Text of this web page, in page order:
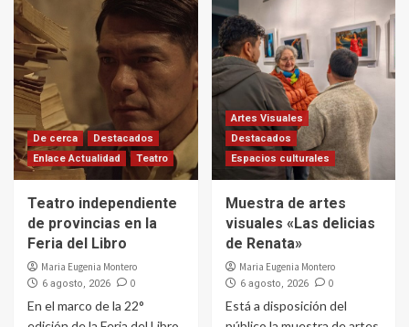
De cerca
Destacados
Enlace Actualidad
Teatro
Teatro independiente
de provincias en la
Feria del Libro
Maria Eugenia Montero
6 agosto, 2026 0
En el marco de la 22°
Artes Visuales
Destacados
Espacios culturales
Muestra de artes
visuales «Las delicias
de Renata»
Maria Eugenia Montero
6 agosto, 2026 0
Está a disposición del